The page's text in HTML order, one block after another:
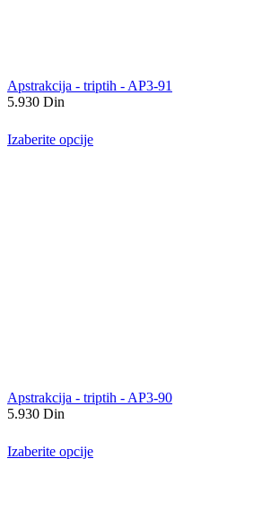
Apstrakcija - triptih - AP3-91
5.930 Din
Izaberite opcije
Apstrakcija - triptih - AP3-90
5.930 Din
Izaberite opcije